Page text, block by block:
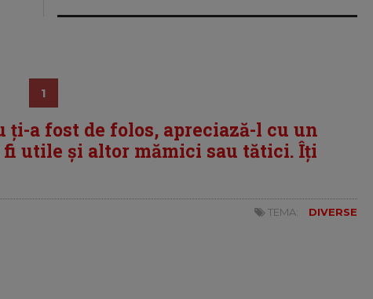
1
a fost de folos, apreciază-l cu un
utile și altor mămici sau tătici. Îți
TEMA: DIVERSE